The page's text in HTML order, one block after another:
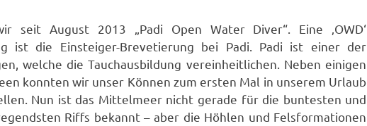
seit August 2013 „Padi Open Water Diver“. Eine ‚OWD‘
ist die Einsteiger-Brevetierung bei Padi. Padi ist einer der
welche die Tauchausbildung vereinheitlichen. Neben einigen
konnten wir unser Können zum ersten Mal in unserem Urlaub
Nun ist das Mittelmeer nicht gerade für die buntesten und
Riffs bekannt – aber die Höhlen und Felsformationen